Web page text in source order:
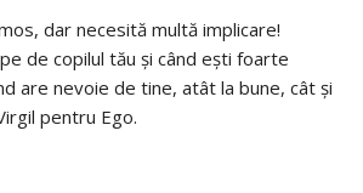
dar necesită multă implicare!
de copilul tău și când ești foarte
are nevoie de tine, atât la bune, cât și
pentru Ego.